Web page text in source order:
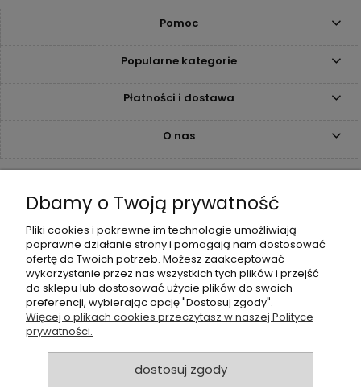
+48 515 308 980
biuro@neoneo.pl
Poniedziałek - piątek:
8:00 - 16:00
Neoneo Sp. z o.o.
Pomoc
Popularne kategorie
Płatności i dostawa
O nas
Dbamy o Twoją prywatność
Pliki cookies i pokrewne im technologie umożliwiają
poprawne działanie strony i pomagają nam dostosować
ofertę do Twoich potrzeb. Możesz zaakceptować
wykorzystanie przez nas wszystkich tych plików i przejść
do sklepu lub dostosować użycie plików do swoich
preferencji, wybierając opcję "Dostosuj zgody".
Więcej o plikach cookies przeczytasz w naszej Polityce
prywatności.
dostosuj zgody